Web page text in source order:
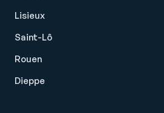
Lisieux
Saint-Lô
Rouen
Dieppe